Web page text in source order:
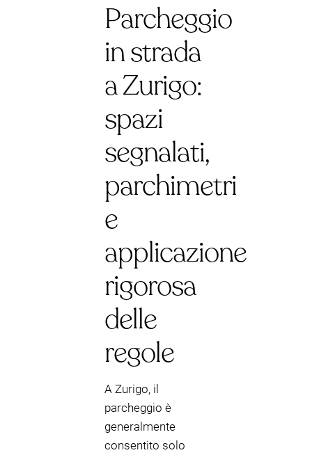
Parcheggio
in strada
a Zurigo:
spazi
segnalati,
parchimetri
e
applicazione
rigorosa
delle
regole
A Zurigo, il
parcheggio è
generalmente
consentito solo